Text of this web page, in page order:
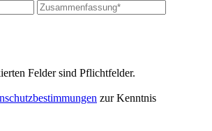
Felder sind Pflichtfelder.
zur Kenntnis